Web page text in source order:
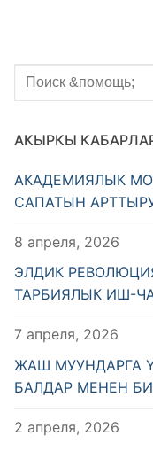
Найти:
АКЫРКЫ
АКАДЕМИЯЛЫК
САПАТЫН
8 апреля, 2026
ЭЛДИК
ТАРБИЯЛЫК ИШ-
7 апреля, 2026
ЖАШ МУУНДАРГА
БАЛДАР МЕНЕН
2 апреля, 2026